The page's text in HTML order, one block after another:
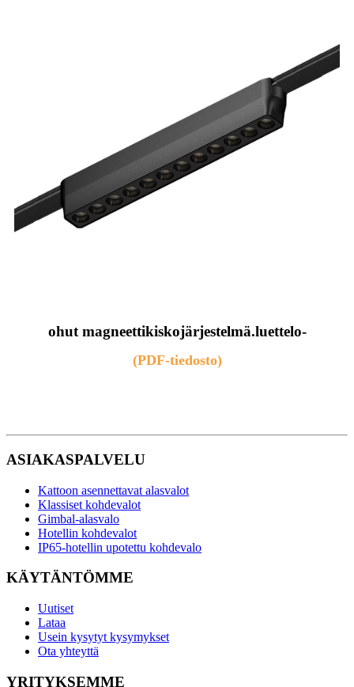
ohut magneettikiskojärjestelmä.luettelo-
(PDF-tiedosto)
ASIAKASPALVELU
Kattoon asennettavat alasvalot
Klassiset kohdevalot
Gimbal-alasvalo
Hotellin kohdevalot
IP65-hotellin upotettu kohdevalo
KÄYTÄNTÖMME
Uutiset
Lataa
Usein kysytyt kysymykset
Ota yhteyttä
YRITYKSEMME